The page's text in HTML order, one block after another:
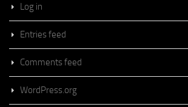
Log in
Entries feed
Comments feed
WordPress.org